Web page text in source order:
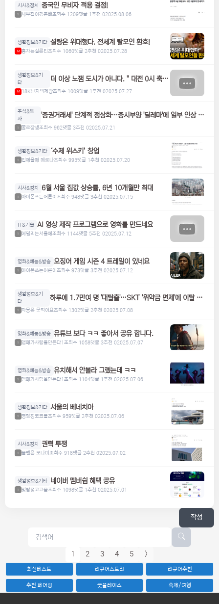
시사&정치 중국인 무비자 적용 결정!
1 새우잡이김춘배조회수 1209댓글 1추천 02025.08.06
생활정보&기타 설탕은 위대했다. 전세계 탈모인 환호!
M 홍차는실론티조회수 1060댓글 2추천 02025.07.28
생활정보&기
타
더 이상 노잼 도시가 아니다. " 대전 0시 축
M 18K반지의제왕조회수 1009댓글 1추천 02025.07.27
주식&투
자
'증권거래세' 단계적 정상화…증시부양 '딜레마'에 일부 인상 검
1 꿀로장생조회수 962댓글 3추천 02025.07.21
생활정보&기타 ‘수제 위스키’ 창업
1 집에올때 메로나조회수 995댓글 1추천 02025.07.20
시사&정치 6월 서울 집값 상승률, 6년 10개월만 최대
1 아이폰쓰는어른이 조회수 948댓글 3추천 02025.07.15
IT&기술 AI 영상 제작 프로그램으로 영화를 만드네요
1 에밀리는서울에 조회수 1144댓글 5추천 02025.07.12
영화&예능&방송 오징어 게임 시즌 4 트레일이 있네요
1 아이폰쓰는어른이 조회수 973댓글 3추천 02025.07.12
생활정보&기
타
하루에 1.7만여 명 '대탈출'…SKT '위약금 면제'에 이탈 급
1 자몽은 못먹어요조회수 1302댓글 2추천 02025.07.08
영화&예능&방송 유튜브 보다 ㅋㅋ 좋아서 공유 합니다.
1 맴매가사람을만든다1조회수 1058댓글 3추천 02025.07.07
영화&예능&방송 유치해서 안볼라 그랬는데 ㅋㅋ
1 맴매가사람을만든다1조회수 1104댓글 1추천 02025.07.06
생활정보&기타 서울의 베네치아
1 명탐정코코볼조회수 959댓글 2추천 02025.07.06
시사&정치 권력 투쟁
1 볼펜은 모나미 조회수 918댓글 2추천 02025.07.02
생활정보&기타 네이버 멤버쉽 혜택 공유
1 명탐정코코볼조회수 1098댓글 1추천 02025.07.01
작성
1 2 3 4 5 >
최신베스트 리큐어스토리 리큐어추천
추천 페어링 굿플레이스 축제/여행